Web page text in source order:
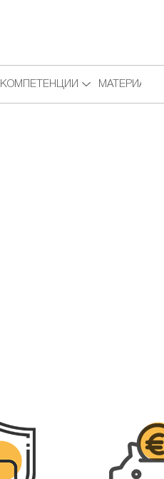
КОМПЕТЕНЦИИ МАТЕРИАЛЫ